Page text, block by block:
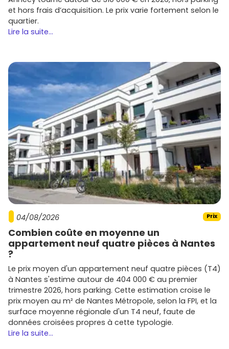
et hors frais d’acquisition. Le prix varie fortement selon le
quartier.
Lire la suite...
04/08/2026 Prix
Combien coûte en moyenne un
appartement neuf quatre pièces à Nantes
?
Le prix moyen d'un appartement neuf quatre pièces (T4)
à Nantes s'estime autour de 404 000 € au premier
trimestre 2026, hors parking. Cette estimation croise le
prix moyen au m² de Nantes Métropole, selon la FPI, et la
surface moyenne régionale d'un T4 neuf, faute de
données croisées propres à cette typologie.
Lire la suite...